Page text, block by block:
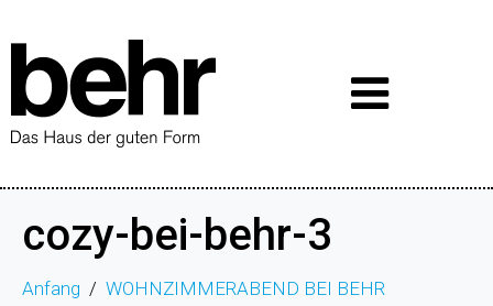
cozy-bei-behr-3
Anfang
WOHNZIMMERABEND BEI BEHR